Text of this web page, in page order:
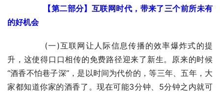
【第二部分】互联网时代，带来了三个前所未有
的好机会
升，这使得口口相传的免费路径迎来了新生。原来的时候
“酒香不怕巷子深”，是以时间为代价的，等三年、五年，大
家都知道你家的酒香了。现在可能3分钟、5分钟之内就可